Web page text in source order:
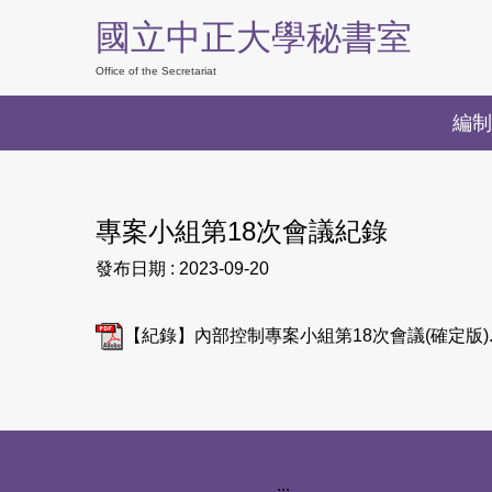
要
容
國立中正大學秘書室
Office of the Secretariat
編制
專案小組第18次會議紀錄
發布日期 : 2023-09-20
【紀錄】內部控制專案小組第18次會議(確定版